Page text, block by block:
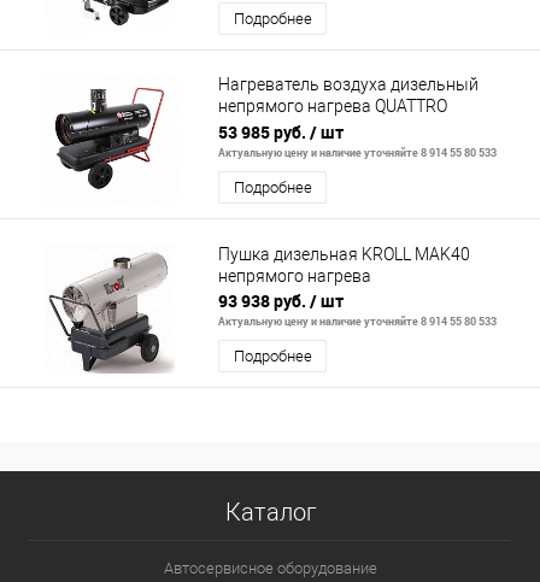
Подробнее
Нагреватель воздуха дизельный
непрямого нагрева QUATTRO
ELEMENTI QE-22DN (22кВт, 600 м.куб/ч,
бак 38
53 985 руб. / шт
Актуальную цену и наличие уточняйте 8 914 55 80 533
Подробнее
Пушка дизельная KROLL MAK40
непрямого нагрева
93 938 руб. / шт
Актуальную цену и наличие уточняйте 8 914 55 80 533
Подробнее
Каталог
Автосервисное оборудование